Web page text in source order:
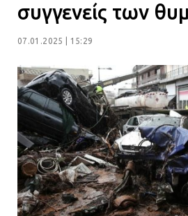
συγγενείς των
07.01.2025 | 15:29